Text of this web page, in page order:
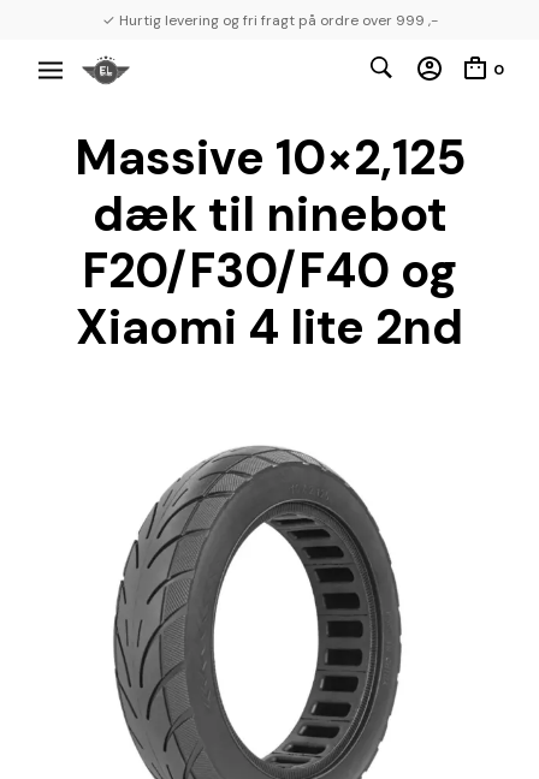
✓ Hurtig levering og fri fragt på ordre over 999 ,-
0
Massive 10×2,125
dæk til ninebot
F20/F30/F40 og
Xiaomi 4 lite 2nd